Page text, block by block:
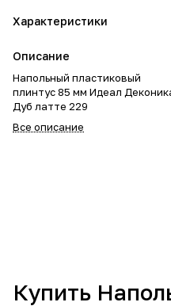
Характеристики
Описание
Напольный пластиковый
плинтус 85 мм Идеал
Дуб латте 229
Все описание
Купить